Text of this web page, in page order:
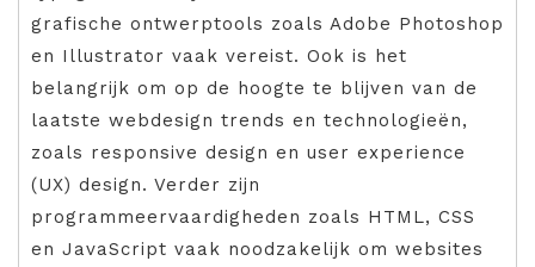
grafische ontwerptools zoals Adobe Photoshop
en Illustrator vaak vereist. Ook is het
belangrijk om op de hoogte te blijven van de
laatste webdesign trends en technologieën,
zoals responsive design en user experience
(UX) design. Verder zijn
programmeervaardigheden zoals HTML, CSS
en JavaScript vaak noodzakelijk om websites